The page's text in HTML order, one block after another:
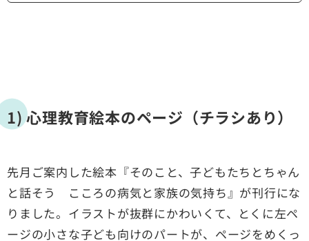
1) 心理教育絵本のページ（チラシあり）
先月ご案内した絵本『そのこと、子どもたちとちゃん
と話そう こころの病気と家族の気持ち』が刊行にな
りました。イラストが抜群にかわいくて、とくに左ペ
ージの小さな子ども向けのパートが、ページをめくっ